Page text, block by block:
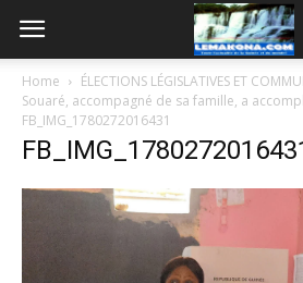
Home
ÉLECTIONS LÉGISLATIVES ET
Souaré, accompagné de sa famille, a
FB_IMG_1780272016431